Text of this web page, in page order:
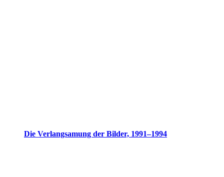
Die Verlangsamung der Bilder, 1991–1994